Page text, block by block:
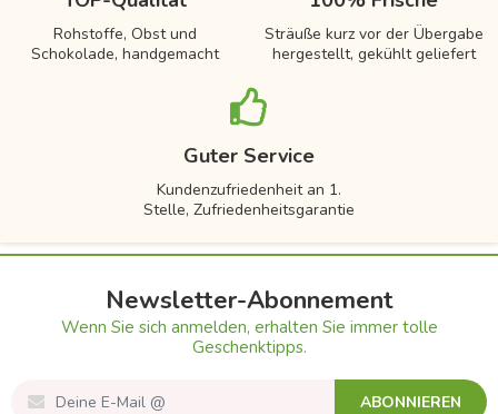
Rohstoffe, Obst und
Schokolade, handgemacht
Sträuße kurz vor der Übergabe
hergestellt, gekühlt geliefert
Guter Service
Kundenzufriedenheit an 1.
Stelle, Zufriedenheitsgarantie
Newsletter-Abonnement
Wenn Sie sich anmelden, erhalten Sie immer tolle
Geschenktipps.
ABONNIEREN